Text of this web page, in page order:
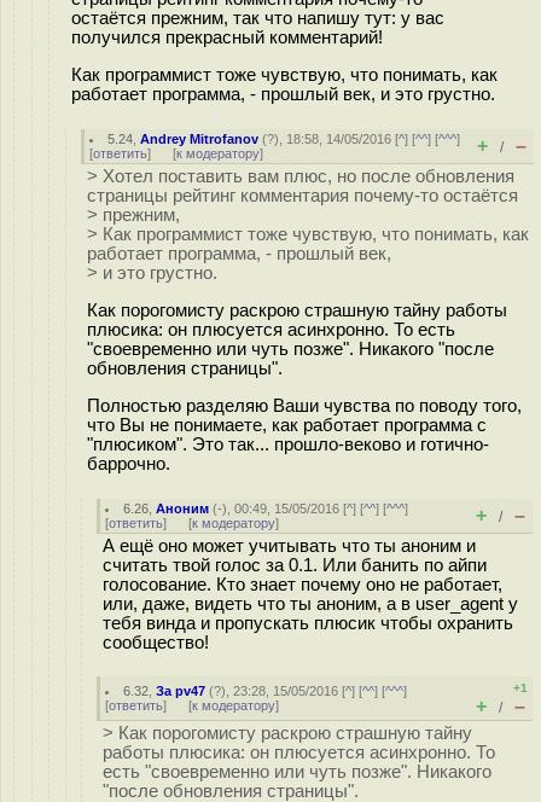
остаётся прежним, так что напишу тут: у вас
получился прекрасный комментарий!
Как программист тоже чувствую, что понимать, как
работает программа, - прошлый век, и это грустно.
5.24 ,Andrey Mitrofanov (?), 18:58, 14/05/2016 [^] [^^] [^^^]
[ответить] [к модератору] + / –
> Хотел поставить вам плюс, но после обновления
страницы рейтинг комментария почему-то остаётся
> прежним,
> Как программист тоже чувствую, что понимать, как
работает программа, - прошлый век,
> и это грустно.
Как порогомисту раскрою страшную тайну работы
плюсика: он плюсуется асинхронно. То есть
"своевременно или чуть позже". Никакого "после
обновления страницы".
Полностью разделяю Ваши чувства по поводу того,
что Вы не понимаете, как работает программа с
"плюсиком". Это так... прошло-веково и готично-
баррочно.
6.26 ,Аноним (-), 00:49, 15/05/2016 [^] [^^] [^^^]
[ответить] [к модератору] + / –
А ещё оно может учитывать что ты аноним и
считать твой голос за 0.1. Или банить по айпи
голосование. Кто знает почему оно не работает,
или, даже, видеть что ты аноним, а в user_agent у
тебя винда и пропускать плюсик чтобы охранить
сообщество!
6.32 ,За pv47 (?), 23:28, 15/05/2016 [^] [^^] [^^^]
[ответить] [к модератору]
+1
+ / –
> Как порогомисту раскрою страшную тайну
работы плюсика: он плюсуется асинхронно. То
есть "своевременно или чуть позже". Никакого
"после обновления страницы".